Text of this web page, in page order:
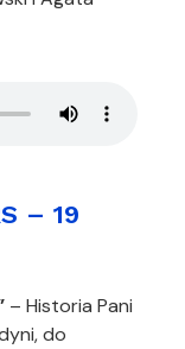
– 19
– Historia Pani
do